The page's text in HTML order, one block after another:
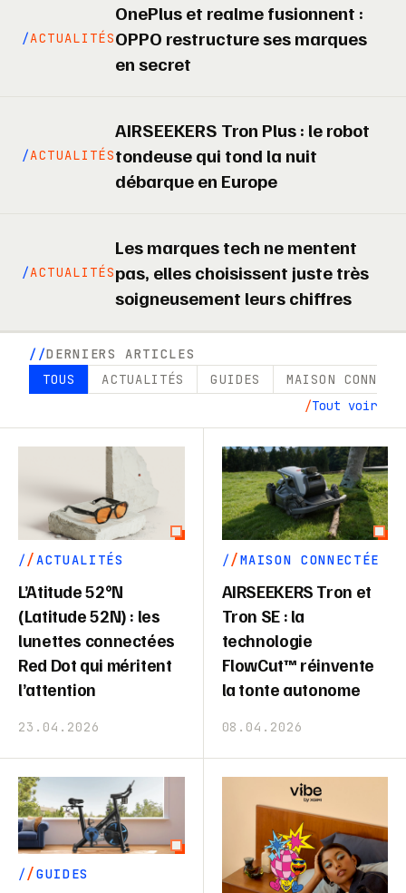
ACTUALITÉS
OnePlus et realme fusionnent :
OPPO restructure ses marques
en secret
ACTUALITÉS
AIRSEEKERS Tron Plus : le robot
tondeuse qui tond la nuit
débarque en Europe
ACTUALITÉS
Les marques tech ne mentent
pas, elles choisissent juste très
soigneusement leurs chiffres
DERNIERS ARTICLES
TOUS
ACTUALITÉS GUIDES
MAISON
Tout voir
ACTUALITÉS
L’Atitude 52°N
(Latitude 52N) : les
lunettes connectées
Red Dot qui méritent
l’attention
23.04.2026
MAISON CONNECTÉE
AIRSEEKERS Tron et
Tron SE : la
technologie
FlowCut™ réinvente
la tonte autonome
08.04.2026
GUIDES